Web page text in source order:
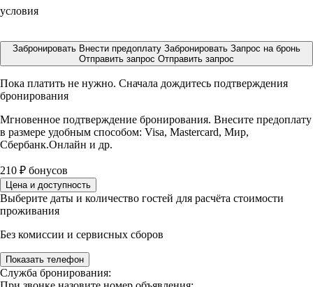
условия
Забронировать Внести предоплату Забронировать Запрос на бронь
Отправить запрос Отправить запрос
Пока платить не нужно. Сначала дождитесь подтверждения
бронирования
Мгновенное подтверждение бронирования. Внесите предоплату
в размере удобным способом: Visa, Mastercard, Мир,
Сбербанк.Онлайн и др.
210 ₽ бонусов
Цена и доступность
Выберите даты и количество гостей для расчёта стоимости
проживания
Без комиссии и сервисных сборов
Показать телефон
Служба бронирования: